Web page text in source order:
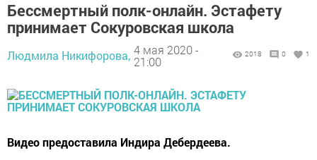
Бессмертный полк-онлайн. Эстафету
принимает Сокуровская школа
Людмила Никифорова, 4 мая 2020 -
21:00
2018 0 1
Видео предоставила Индира Дебердеева.